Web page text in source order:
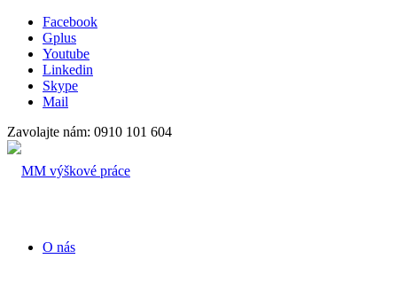
Facebook
Gplus
Youtube
Linkedin
Skype
Mail
Zavolajte nám: 0910 101 604
O nás